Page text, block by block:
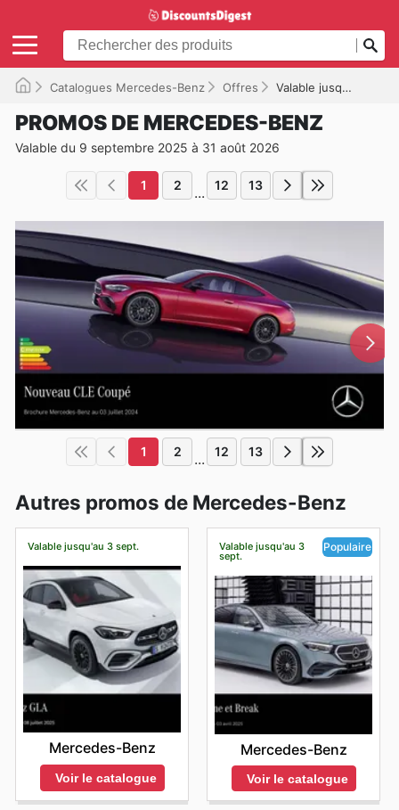
Catalogues Mercedes-Benz Offres Valable jusqu'à 31/08/2026
PROMOS DE MERCEDES-BENZ
Valable du 9 septembre 2025 à 31 août 2026
1 2 ... 12 13
1 2 ... 12 13
Autres promos de Mercedes-Benz
Valable jusqu'au 3 sept.
Mercedes-Benz
Voir le catalogue
Valable jusqu'au 3
sept.
Populaire
Mercedes-Benz
Voir le catalogue